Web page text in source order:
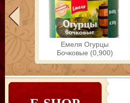
Емеля Огурцы
Бочковые (0,900)